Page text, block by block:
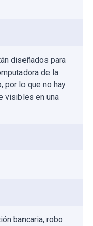
diseñados para
de la
por lo que no hay
visibles en una
bancaria, robo